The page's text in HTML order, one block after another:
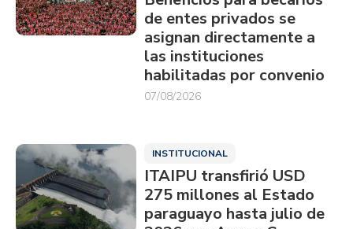
de entes privados se
asignan directamente a
las instituciones
habilitadas por convenio
07/08/2026
INSTITUCIONAL
ITAIPU transfirió USD
275 millones al Estado
paraguayo hasta julio de